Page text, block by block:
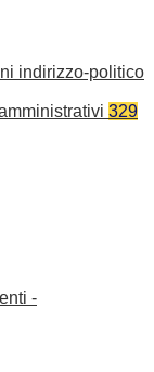
indirizzo-politico
329
-